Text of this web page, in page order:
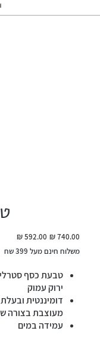
מחיר
מקורי
מחיר
מבצע
משלוח חינם מעל 399 שח
ירוק עמוק
מעוצבת בצורה
עמידה במים